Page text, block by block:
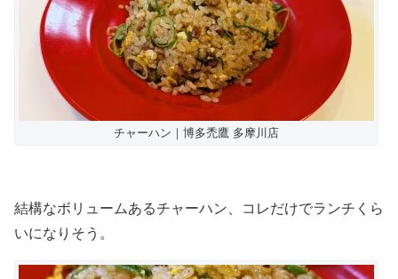
チャーハン｜博多禿鷹 多摩川店
結構なボリュームあるチャーハン、コレだけでランチくら
いになりそう。